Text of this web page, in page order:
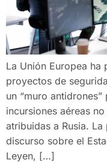
La Unión Europea ha
proyectos de
un “muro
incursiones aéreas
atribuidas a Rusia.
discurso sobre el
Leyen, […]